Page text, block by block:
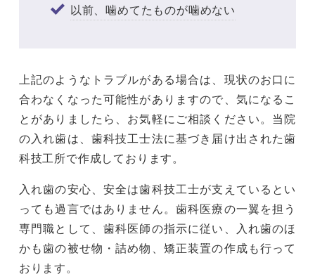
以前、噛めてたものが噛めない
上記のようなトラブルがある場合は、現状のお口に
合わなくなった可能性がありますので、気になるこ
とがありましたら、お気軽にご相談ください。当院
の入れ歯は、歯科技工士法に基づき届け出された歯
科技工所で作成しております。
入れ歯の安心、安全は歯科技工士が支えているとい
っても過言ではありません。歯科医療の一翼を担う
専門職として、歯科医師の指示に従い、入れ歯のほ
かも歯の被せ物・詰め物、矯正装置の作成も行って
おります。